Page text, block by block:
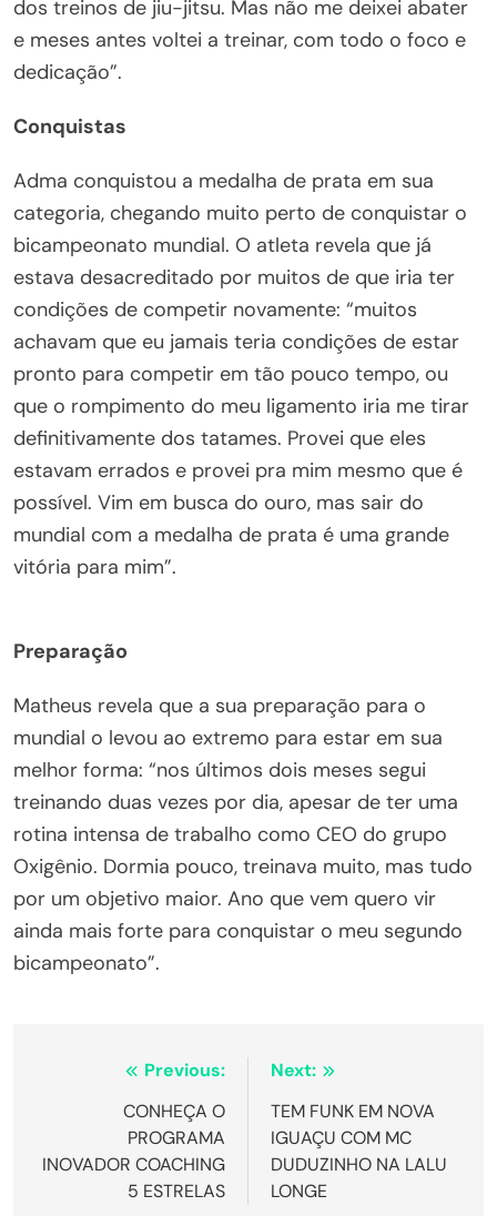
dos treinos de jiu-jitsu. Mas não me deixei abater
e meses antes voltei a treinar, com todo o foco e
dedicação”.
Conquistas
Adma conquistou a medalha de prata em sua
categoria, chegando muito perto de conquistar o
bicampeonato mundial. O atleta revela que já
estava desacreditado por muitos de que iria ter
condições de competir novamente: “muitos
achavam que eu jamais teria condições de estar
pronto para competir em tão pouco tempo, ou
que o rompimento do meu ligamento iria me tirar
definitivamente dos tatames. Provei que eles
estavam errados e provei pra mim mesmo que é
possível. Vim em busca do ouro, mas sair do
mundial com a medalha de prata é uma grande
vitória para mim”.
Preparação
Matheus revela que a sua preparação para o
mundial o levou ao extremo para estar em sua
melhor forma: “nos últimos dois meses segui
treinando duas vezes por dia, apesar de ter uma
rotina intensa de trabalho como CEO do grupo
Oxigênio. Dormia pouco, treinava muito, mas tudo
por um objetivo maior. Ano que vem quero vir
ainda mais forte para conquistar o meu segundo
bicampeonato”.
Navegação
Post
Previous:
CONHEÇA O
PROGRAMA
INOVADOR COACHING
5 ESTRELAS
Next:
TEM FUNK EM NOVA
IGUAÇU COM MC
DUDUZINHO NA LALU
LONGE